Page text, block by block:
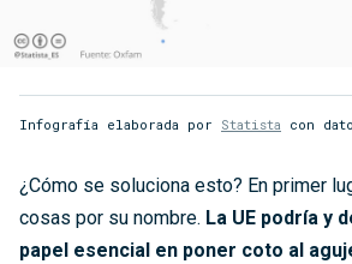
Infografía elaborada por Statista con
¿Cómo se soluciona esto? En primer
cosas por su nombre. La UE podría y
papel esencial en poner coto al